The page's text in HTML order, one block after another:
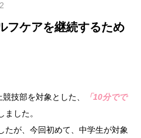
フケアを継続するため
技部を対象とした、
「10分でで
ました。
たが、今回初めて、中学生が対象